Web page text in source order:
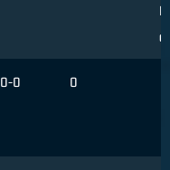
0-0 0